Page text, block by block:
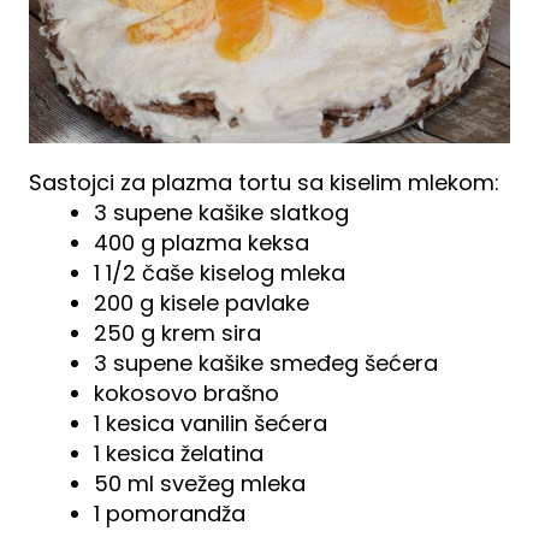
Sastojci za plazma tortu sa kiselim mlekom:
3 supene kašike slatkog
400 g plazma keksa
1 1/2 čaše kiselog mleka
200 g kisele pavlake
250 g krem sira
3 supene kašike smeđeg šećera
kokosovo brašno
1 kesica vanilin šećera
1 kesica želatina
50 ml svežeg mleka
1 pomorandža